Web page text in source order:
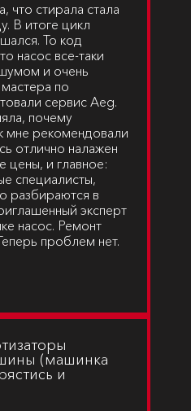
что стирала стала
В итоге цикл
То код
насос все-таки
и очень
по
сервис Aeg.
почему
мне рекомендовали
отлично налажен
цены, и главное:
специалисты,
разбираются в
эксперт
насос. Ремонт
проблем нет.
(машинка
и